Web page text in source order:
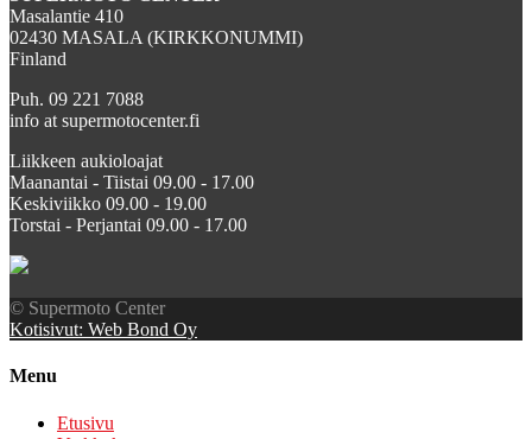
Masalantie 410
02430 MASALA (KIRKKONUMMI)
Finland
Puh. 09 221 7088
info at supermotocenter.fi
Liikkeen aukioloajat
Maanantai - Tiistai 09.00 - 17.00
Keskiviikko 09.00 - 19.00
Torstai - Perjantai 09.00 - 17.00
© Supermoto Center
Kotisivut: Web Bond Oy
Menu
Etusivu